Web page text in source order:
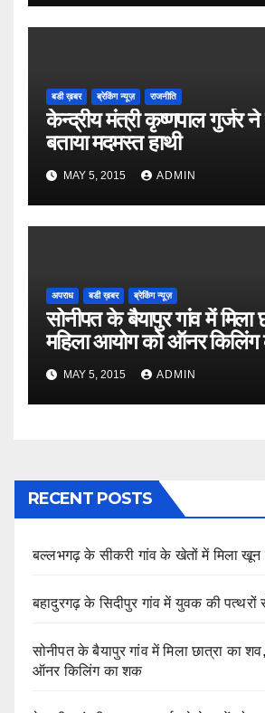
बडी ख़बर ब्रेकिंग न्यूज़ राजनीति
केन्द्रीय मंत्री कृष्णपाल गुर्जर
बताया मदमस्त हाथी
MAY 5, 2015 ADMIN
अपराध बडी ख़बर ब्रेकिंग न्यूज़
सोनीपत के बैयापुर गांव में मिला
महिला आयोग को ऑनर
MAY 5, 2015 ADMIN
RECENT POSTS
बल्लभगढ़ के सीकरी गांव के खेतों में मिला
बहादुरगढ़ के सिदीपुर गांव में युवक की पत्थरों
सोनीपत के बैयापुर गांव में मिला छात्रा का
ऑनर किलिंग का शक